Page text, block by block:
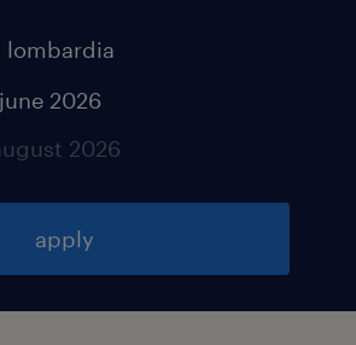
lombardia
2026
2026
apply